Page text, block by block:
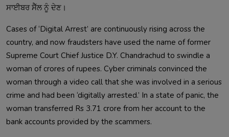
ਸਾਈਬਰ ਸੈੱਲ ਨੂੰ ਦੇਣ।
Cases of ‘Digital Arrest’ are continuously rising across the
country, and now fraudsters have used the name of former
Supreme Court Chief Justice D.Y. Chandrachud to swindle a
woman of crores of rupees. Cyber criminals convinced the
woman through a video call that she was involved in a serious
crime and had been ‘digitally arrested.’ In a state of panic, the
woman transferred Rs 3.71 crore from her account to the
bank accounts provided by the scammers.